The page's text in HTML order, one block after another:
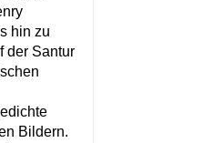
hin zu
der Santur
Bildern.